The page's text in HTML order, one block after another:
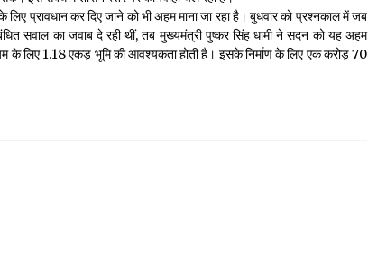
प्रावधान कर दिए जाने को भी अहम माना जा रहा है। बुधवार को प्रश्नकाल में जब
सवाल का जवाब दे रही थीं, तब मुख्यमंत्री पुष्कर सिंह धामी ने सदन को यह अहम
के लिए 1.18 एकड़ भूमि की आवश्यकता होती है। इसके निर्माण के लिए एक करोड़ 70